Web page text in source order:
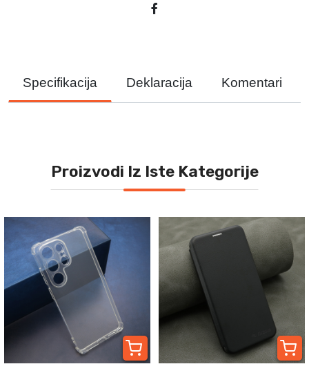
Specifikacija Deklaracija Komentari
Proizvodi Iz Iste Kategorije